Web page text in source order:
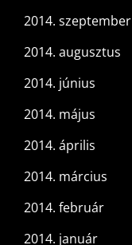
2014. szeptember
2014. augusztus
2014. június
2014. május
2014. április
2014. március
2014. február
2014. január